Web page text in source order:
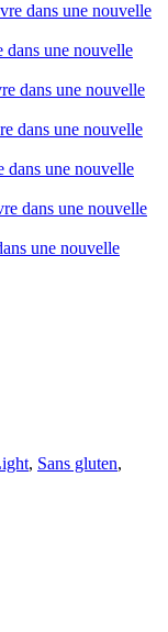
dans une nouvelle
une nouvelle
dans une nouvelle
dans une nouvelle
dans une nouvelle
dans une nouvelle
une nouvelle
, Sans gluten,